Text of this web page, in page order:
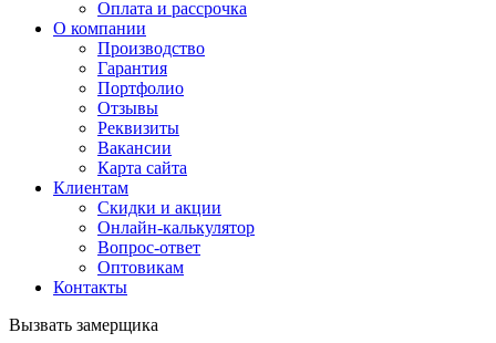
Оплата и рассрочка
О компании
Производство
Гарантия
Портфолио
Отзывы
Реквизиты
Вакансии
Карта сайта
Клиентам
Скидки и акции
Онлайн-калькулятор
Вопрос-ответ
Оптовикам
Контакты
Вызвать замерщика